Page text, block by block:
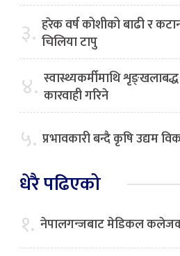
३. हरेक वर्ष कोशीको बाढी र
चिलिया टापु
४. स्वास्थ्यकर्मीमाथि
कारवाही गरिने
५. प्रभावकारी बन्दै कृषि उद्यम
धेरै पढिएको
१. नेपालगन्जबाट मेडिकल